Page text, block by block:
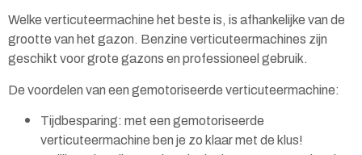
Welke verticuteermachine het beste is, is afhankelijke van de
grootte van het gazon. Benzine verticuteermachines zijn
geschikt voor grote gazons en professioneel gebruik.
De voordelen van een gemotoriseerde verticuteermachine:
Tijdbesparing: met een gemotoriseerde
verticuteermachine ben je zo klaar met de klus!